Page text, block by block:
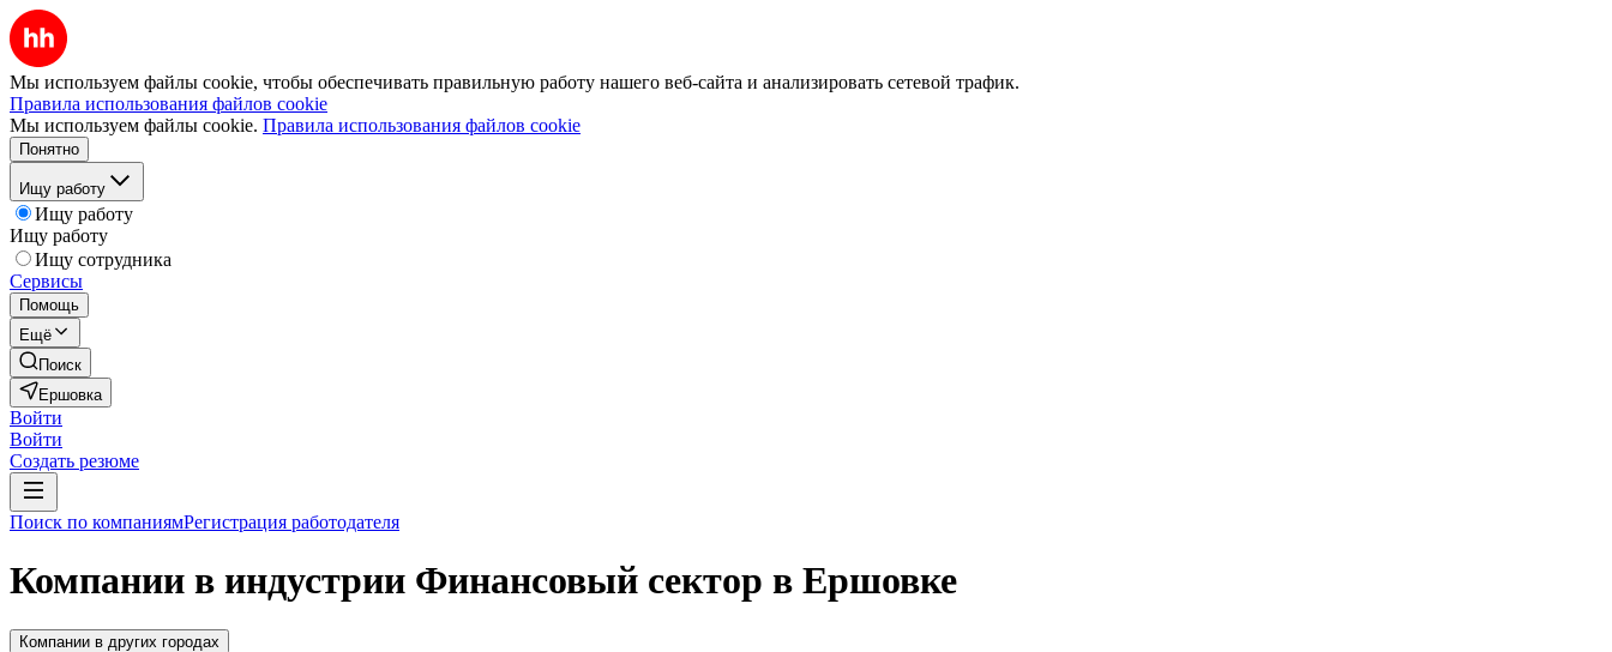
Мы используем файлы cookie, чтобы обеспечивать правильную работу нашего веб-сайта и анализировать сетевой трафик.
Правила использования файлов cookie
Мы используем файлы cookie. Правила использования файлов cookie
Понятно
Ищу работу
Ищу работу
Ищу работу
Ищу сотрудника
Сервисы
Помощь
Ещё
Поиск
Ершовка
Войти
Войти
Создать резюме
Поиск по компаниямРегистрация работодателя
Компании в индустрии Финансовый сектор в Ершовке
Компании в других городах